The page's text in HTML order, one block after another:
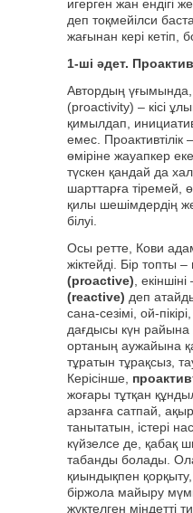
игерген жан ендігі
деп тоқмейілси
жағынан кері кетіп,
1-ші әдет.
Автордың үғымында,
(proactivity) – кісі
қимылдап,
емес.
өміріне жауапкер
түскен қандай да
шарттарға тіремей,
қилы шешімдердің
білуі.
Осы ретте, Кови
жіктейді. Бір топты –
(proactive) , екіншіні
(reactive) деп
сана-сезімі, ой-
дағдысы күн
ортаның аужайына
тұратын тұрақсыз,
Керісінше,
жоғары тұтқан
арзанға сатпай,
танытатын, істері
күйзелсе де, қабақ
табанды болады.
қиындықпен
біржола майыру
жүктелген міндетті